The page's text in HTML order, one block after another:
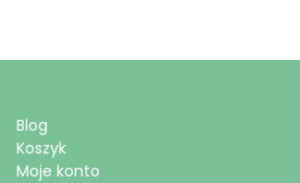
Blog
Koszyk
Moje konto